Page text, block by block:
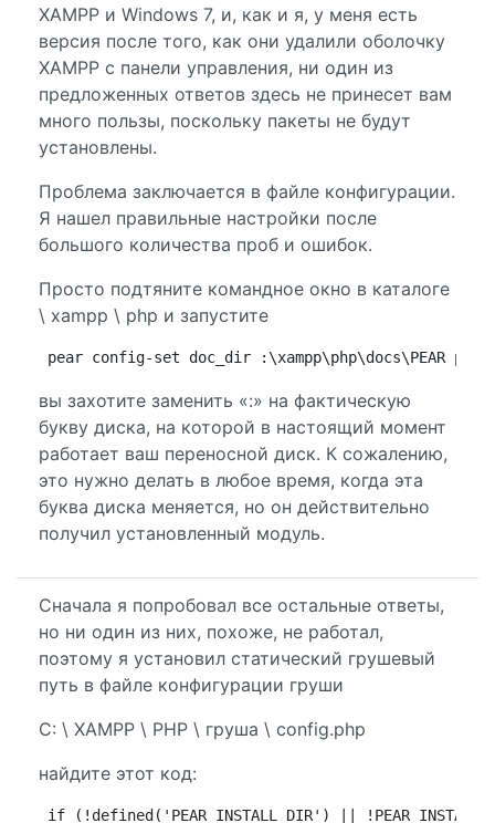
XAMPP и Windows 7, и, как и я, у меня есть
версия после того, как они удалили оболочку
XAMPP с панели управления, ни один из
предложенных ответов здесь не принесет вам
много пользы, поскольку пакеты не будут
установлены.
Проблема заключается в файле конфигурации.
Я нашел правильные настройки после
большого количества проб и ошибок.
Просто подтяните командное окно в каталоге
\ xampp \ php и запустите
pear config-set doc_dir :\xampp\php\docs\PEAR
вы захотите заменить «:» на фактическую
букву диска, на которой в настоящий момент
работает ваш переносной диск. К сожалению,
это нужно делать в любое время, когда эта
буква диска меняется, но он действительно
получил установленный модуль.
Сначала я попробовал все остальные ответы,
но ни один из них, похоже, не работал,
поэтому я установил статический грушевый
путь в файле конфигурации груши
C: \ XAMPP \ PHP \ груша \ config.php
найдите этот код:
if (!defined('PEAR_INSTALL_DIR') ||